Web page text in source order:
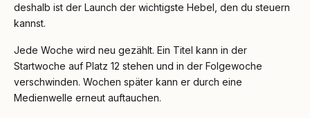
deshalb ist der Launch der wichtigste Hebel, den du steuern
kannst.
Jede Woche wird neu gezählt. Ein Titel kann in der
Startwoche auf Platz 12 stehen und in der Folgewoche
verschwinden. Wochen später kann er durch eine
Medienwelle erneut auftauchen.